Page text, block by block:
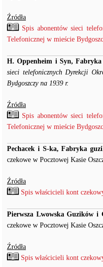
Źródła
Spis abonentów sieci
Telefonicznej w mieście
H. Oppenheim i Syn,
sieci telefonicznych Dyrekcji
Bydgoszczy na 1939 r.
Źródła
Spis abonentów sieci
Telefonicznej w mieście
Pechacek i S-ka, Fabryka
czekowe w Pocztowej Kasie
Źródła
Spis właścicieli kont
Pierwsza Lwowska Guzików i
czekowe w Pocztowej Kasie
Źródła
Spis właścicieli kont